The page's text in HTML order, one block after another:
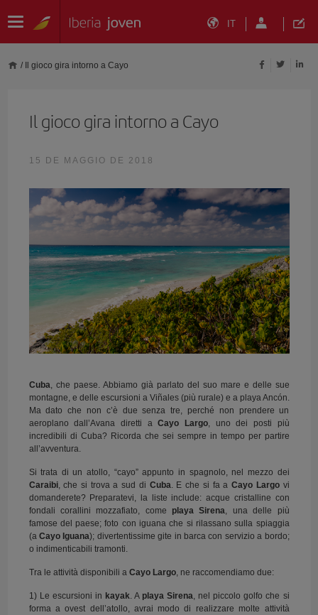
IT
/ Il gioco gira intorno a Cayo
Il gioco gira intorno a Cayo
15 DE MAGGIO DE 2018
Cuba , che paese. Abbiamo già parlato del suo mare e delle sue
montagne, e delle escursioni a Viñales (più rurale) e a playa Ancón.
Ma dato che non c’è due senza tre, perché non prendere un
aeroplano dall’Avana diretti aCayo Largo, uno dei posti più
incredibili di Cuba? Ricorda che sei sempre in tempo per partire
all’avventura.
Si trata di un atollo, “cayo” appunto in spagnolo, nel mezzo dei
Caraibi, che si trova a sud di Cuba . E che si fa aCayo Largovi
domanderete? Preparatevi, la liste include: acque cristalline con
fondali corallini mozzafiato, come playa Sirena , una delle più
famose del paese; foto con iguana che si rilassano sulla spiaggia
(a Cayo Iguana); divertentissime gite in barca con servizio a bordo;
o indimenticabili tramonti.
Tra le attività disponibili a Cayo Largo, ne raccomendiamo due:
1) Le escursioni in kayak . A playa Sirena , nel piccolo golfo che si
forma a ovest dell’atollo, avrai modo di realizzare molte attività